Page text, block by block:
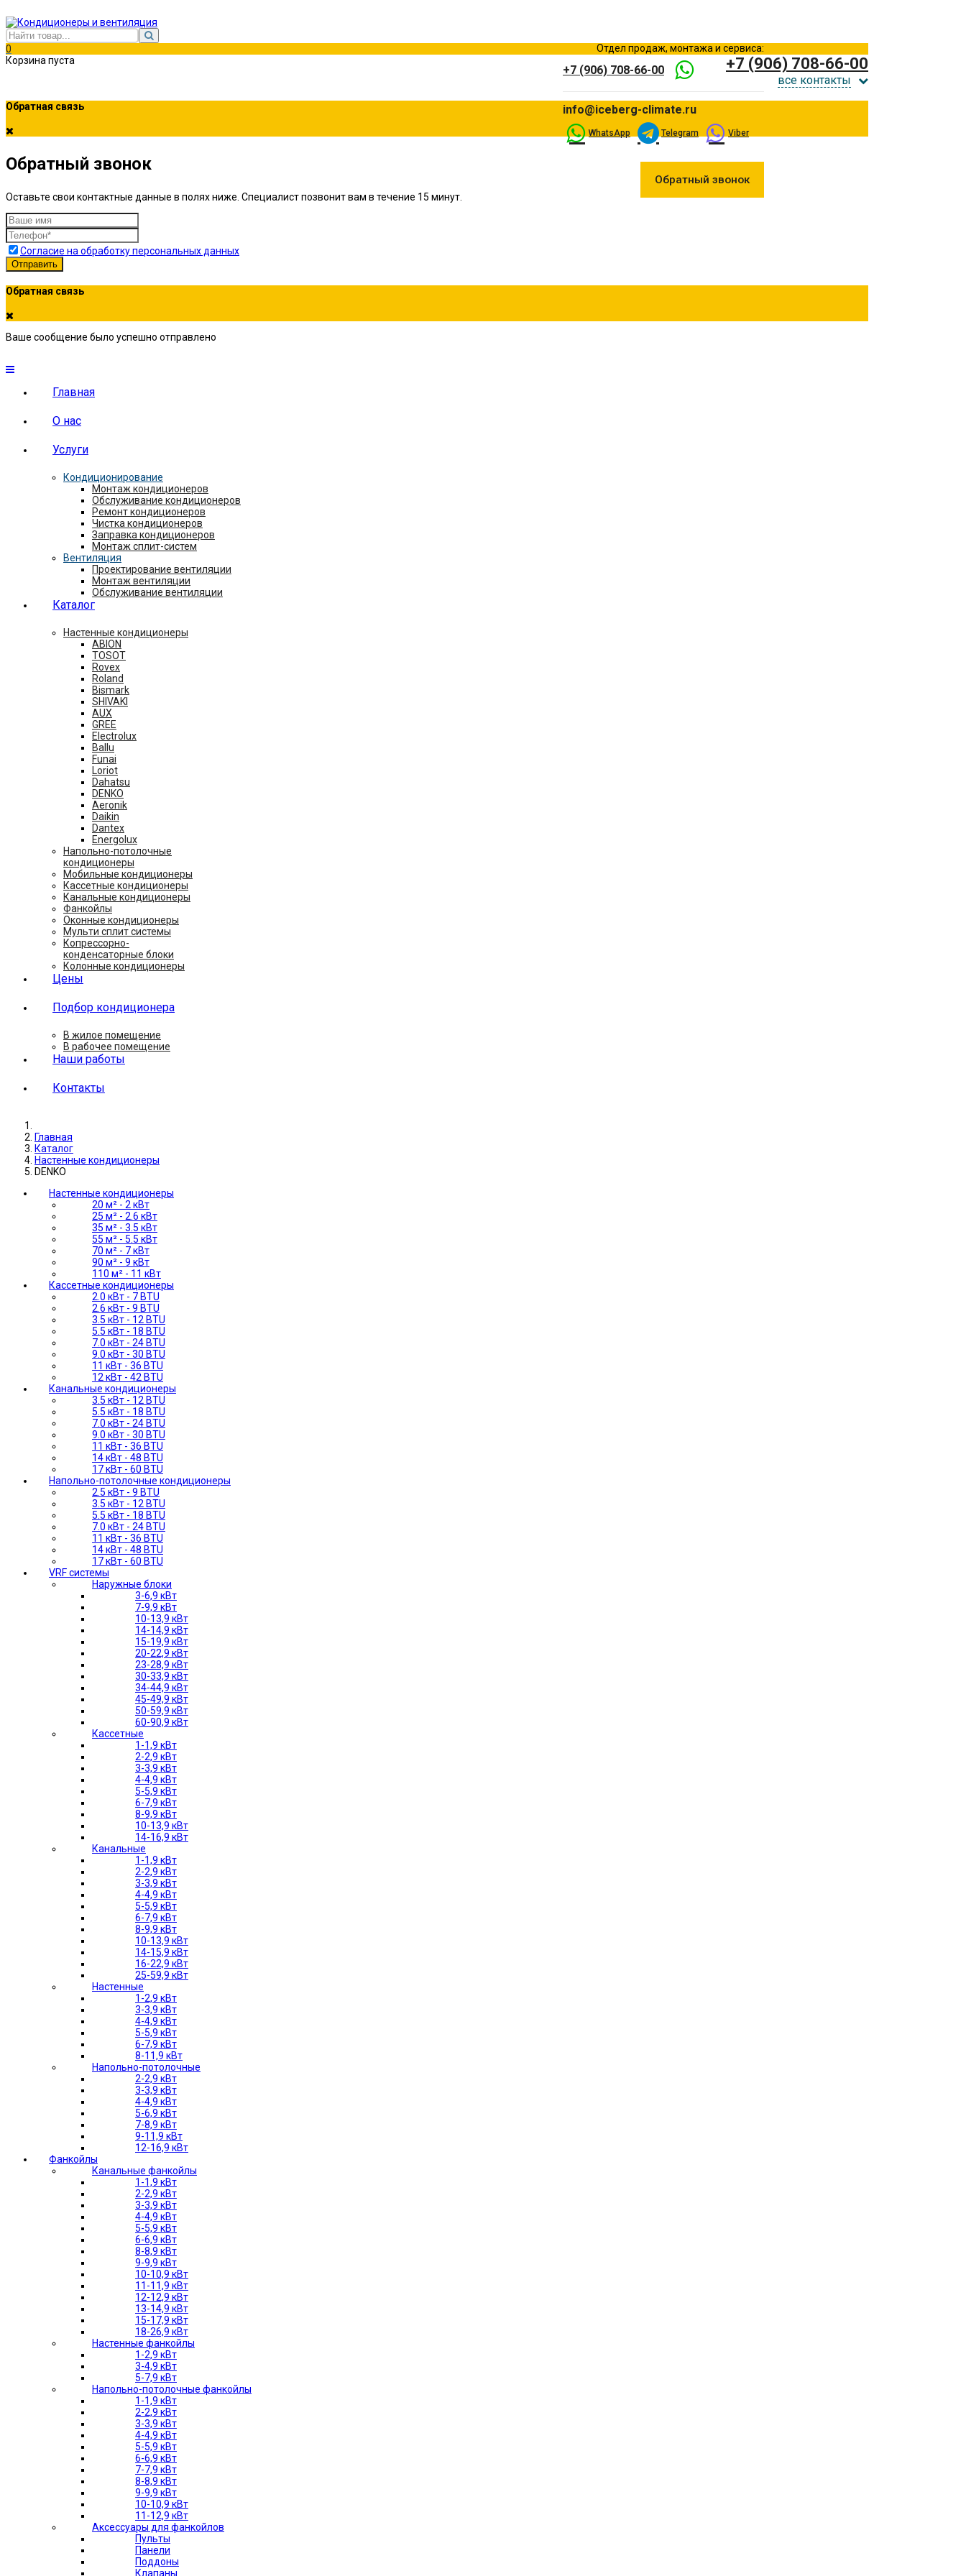
+7 (906) 708-66-00
все контакты
Отдел продаж, монтажа и сервиса:
+7 (906) 708-66-00
info@iceberg-climate.ru
WhatsApp Telegram Viber
Обратный звонок
0
Корзина пуста
Обратная связь
Обратный звонок
Оставьте свои контактные данные в полях ниже. Специалист позвонит вам в течение 15 минут.
Согласие на обработку персональных данных
Отправить
Обратная связь
Ваше сообщение было успешно отправлено
Главная
О нас
Услуги
Кондиционирование
Монтаж кондиционеров
Обслуживание кондиционеров
Ремонт кондиционеров
Чистка кондиционеров
Заправка кондиционеров
Монтаж сплит-систем
Вентиляция
Проектирование вентиляции
Монтаж вентиляции
Обслуживание вентиляции
Каталог
Настенные кондиционеры
ABION
TOSOT
Rovex
Roland
Bismark
SHIVAKI
AUX
GREE
Electrolux
Ballu
Funai
Loriot
Dahatsu
DENKO
Aeronik
Daikin
Dantex
Energolux
Напольно-потолочные
кондиционеры
Мобильные кондиционеры
Кассетные кондиционеры
Канальные кондиционеры
Фанкойлы
Оконные кондиционеры
Мульти сплит системы
Копрессорно-
конденсаторные блоки
Колонные кондиционеры
Цены
Подбор кондиционера
В жилое помещение
В рабочее помещение
Наши работы
Контакты
Главная
Каталог
Настенные кондиционеры
DENKO
Настенные кондиционеры
20 м² - 2 кВт
25 м² - 2.6 кВт
35 м² - 3.5 кВт
55 м² - 5.5 кВт
70 м² - 7 кВт
90 м² - 9 кВт
110 м² - 11 кВт
Кассетные кондиционеры
2.0 кВт - 7 BTU
2.6 кВт - 9 BTU
3.5 кВт - 12 BTU
5.5 кВт - 18 BTU
7.0 кВт - 24 BTU
9.0 кВт - 30 BTU
11 кВт - 36 BTU
12 кВт - 42 BTU
Канальные кондиционеры
3.5 кВт - 12 BTU
5.5 кВт - 18 BTU
7.0 кВт - 24 BTU
9.0 кВт - 30 BTU
11 кВт - 36 BTU
14 кВт - 48 BTU
17 кВт - 60 BTU
Напольно-потолочные кондиционеры
2.5 кВт - 9 BTU
3.5 кВт - 12 BTU
5.5 кВт - 18 BTU
7.0 кВт - 24 BTU
11 кВт - 36 BTU
14 кВт - 48 BTU
17 кВт - 60 BTU
VRF системы
Наружные блоки
3-6,9 кВт
7-9,9 кВт
10-13,9 кВт
14-14,9 кВт
15-19,9 кВт
20-22,9 кВт
23-28,9 кВт
30-33,9 кВт
34-44,9 кВт
45-49,9 кВт
50-59,9 кВт
60-90,9 кВт
Кассетные
1-1,9 кВт
2-2,9 кВт
3-3,9 кВт
4-4,9 кВт
5-5,9 кВт
6-7,9 кВт
8-9,9 кВт
10-13,9 кВт
14-16,9 кВт
Канальные
1-1,9 кВт
2-2,9 кВт
3-3,9 кВт
4-4,9 кВт
5-5,9 кВт
6-7,9 кВт
8-9,9 кВт
10-13,9 кВт
14-15,9 кВт
16-22,9 кВт
25-59,9 кВт
Настенные
1-2,9 кВт
3-3,9 кВт
4-4,9 кВт
5-5,9 кВт
6-7,9 кВт
8-11,9 кВт
Напольно-потолочные
2-2,9 кВт
3-3,9 кВт
4-4,9 кВт
5-6,9 кВт
7-8,9 кВт
9-11,9 кВт
12-16,9 кВт
Фанкойлы
Канальные фанкойлы
1-1,9 кВт
2-2,9 кВт
3-3,9 кВт
4-4,9 кВт
5-5,9 кВт
6-6,9 кВт
8-8,9 кВт
9-9,9 кВт
10-10,9 кВт
11-11,9 кВт
12-12,9 кВт
13-14,9 кВт
15-17,9 кВт
18-26,9 кВт
Настенные фанкойлы
1-2,9 кВт
3-4,9 кВт
5-7,9 кВт
Напольно-потолочные фанкойлы
1-1,9 кВт
2-2,9 кВт
3-3,9 кВт
4-4,9 кВт
5-5,9 кВт
6-6,9 кВт
7-7,9 кВт
8-8,9 кВт
9-9,9 кВт
10-10,9 кВт
11-12,9 кВт
Аксессуары для фанкойлов
Пульты
Панели
Поддоны
Клапаны